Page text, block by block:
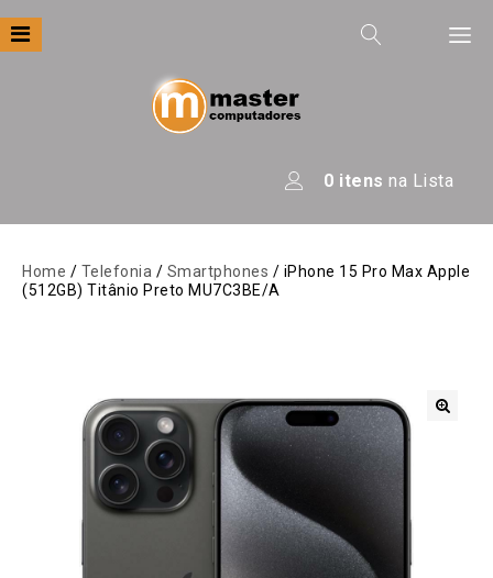
Câmeras E Drones
Energia
Escritório
Hardware
0 itens na Lista
Home / Telefonia / Smartphones / iPhone 15 Pro Max Apple
(512GB) Titânio Preto MU7C3BE/A